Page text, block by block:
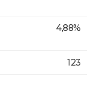
4,88%
123